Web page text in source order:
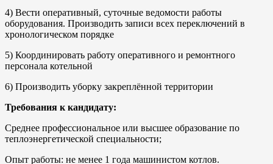
4) Вести оперативный, суточные ведомости работы
оборудования. Производить записи всех переключений в
хронологическом порядке
5) Координировать работу оперативного и ремонтного
персонала котельной
6) Производить уборку закреплённой территории
Требования к кандидату:
Среднее профессиональное или высшее образование по
теплоэнергетической специальности;
Опыт работы: не менее 1 года машинистом котлов.